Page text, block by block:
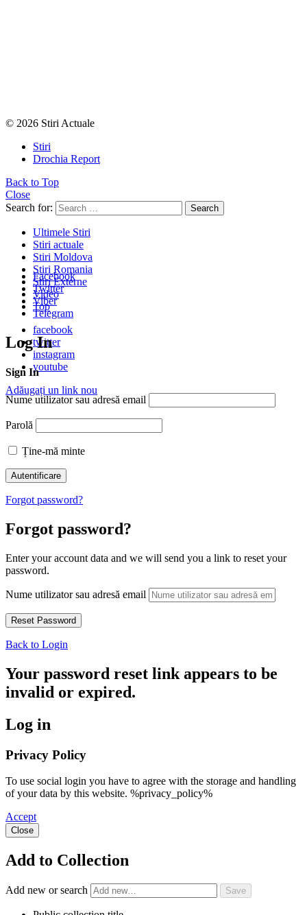
© 2026 Stiri Actuale
Stiri
Drochia Report
Back to Top
Close
Search for:
Search
Ultimele Stiri
Stiri actuale
Stiri Moldova
Stiri Romania
Stiri Externe
Video
Top
facebook
twitter
instagram
youtube
Adăugați un link nou
Facebook
Twitter
Viber
Telegram
Log In
Sign In
Nume utilizator sau adresă email
Parolă
Ține-mă minte
Forgot password?
Forgot password?
Enter your account data and we will send you a link to reset your
password.
Nume utilizator sau adresă email
Back to Login
Your password reset link appears to be
invalid or expired.
Log in
Privacy Policy
To use social login you have to agree with the storage and handling
of your data by this website. %privacy_policy%
Accept
Close
Add to Collection
Add new or search